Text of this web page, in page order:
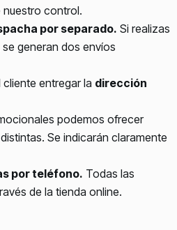
nuestro control.
por separado. Si realizas
generan dos envíos
cliente entregar la dirección
podemos ofrecer
Se indicarán claramente
por teléfono. Todas las
de la tienda online.